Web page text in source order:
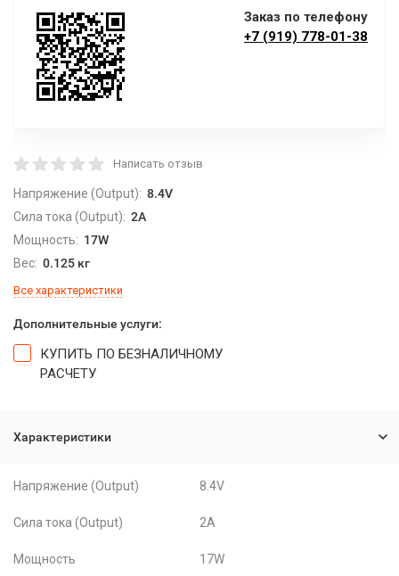
Заказ по телефону
+7 (919) 778-01-38
Написать отзыв
Напряжение (Output): 8.4V
Сила тока (Output): 2A
Мощность: 17W
Вес: 0.125 кг
Все характеристики
Дополнительные услуги:
КУПИТЬ ПО БЕЗНАЛИЧНОМУ
РАСЧЕТУ
Характеристики
Напряжение (Output) 8.4V
Сила тока (Output) 2A
Мощность 17W